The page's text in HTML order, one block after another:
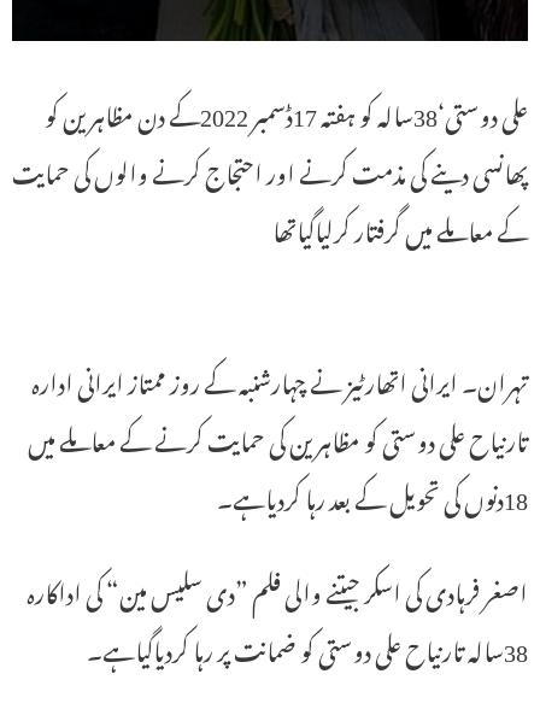
علی دوستی‘38سالہ کو ہفتہ 17ڈسمبر 2022کے دن مظاہرین کو
پھانسی دینے کی مذمت کرنے اور احتجاج کرنے والوں کی حمایت
کے معاملے میں گرفتار کرلیاگیاتھا
تہران۔ ایرانی اتھارٹیز نے چہارشنبہ کے روز ممتاز ایرانی ادارہ
تارنیاح علی دوستی کو مظاہرین کی حمایت کرنے کے معاملے میں
18دنوں کی تحویل کے بعد رہا کردیاہے۔
اصغر فرہادی کی اسکر جیتنے والی فلم ”دی سلیس مین“ کی اداکارہ
38سالہ تارنیاح علی دوستی کو ضمانت پر رہا کردیاگیاہے۔